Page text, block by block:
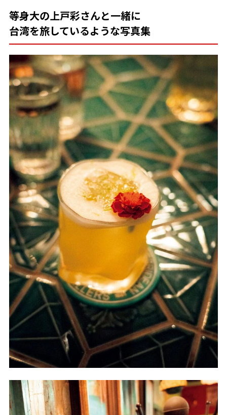
等身大の上戸彩さんと一緒に
台湾を旅しているような写真集